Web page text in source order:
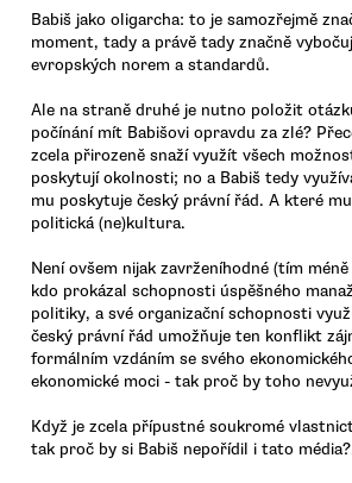
Babiš jako oligarcha: to je samozřejmě
moment, tady a právě tady značně
evropských norem a standardů.
Ale na straně druhé je nutno položit
počínání mít Babišovi opravdu za zlé?
zcela přirozeně snaží využít všech
poskytují okolnosti; no a Babiš tedy
mu poskytuje český právní řád. A které
politická (ne)kultura.
Není ovšem nijak zavrženíhodné (tím
kdo prokázal schopnosti úspěšného
politiky, a své organizační schopnosti
český právní řád umožňuje ten konflikt
formálním vzdáním se svého
ekonomické moci - tak proč by toho
Když je zcela přípustné soukromé
tak proč by si Babiš nepořídil i tato